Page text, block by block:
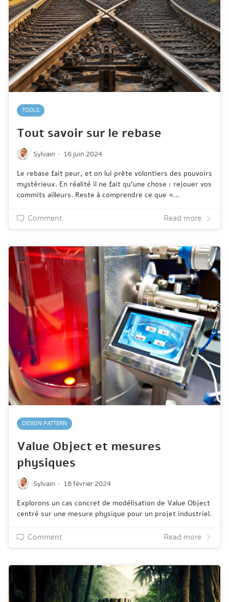
TOOLS
Tout savoir sur le rebase
Sylvain · 16 juin 2024
Le rebase fait peur, et on lui prête volontiers des pouvoirs
mystérieux. En réalité il ne fait qu'une chose : rejouer vos
commits ailleurs. Reste à comprendre ce que «…
Comment Read more
DESIGN PATTERN
Value Object et mesures
physiques
Sylvain · 18 février 2024
Explorons un cas concret de modélisation de Value Object
centré sur une mesure physique pour un projet industriel.
Comment Read more